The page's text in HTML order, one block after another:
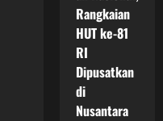
Rangkaian
HUT ke-81
RI
Dipusatkan
di
Nusantara